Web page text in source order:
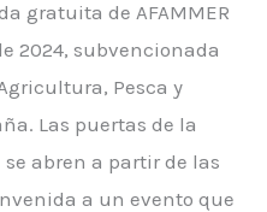
gratuita de AFAMMER
2024, subvencionada
Pesca y
Las puertas de la
abren a partir de las
a un evento que